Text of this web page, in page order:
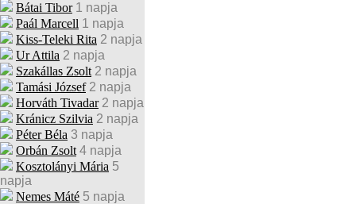
Bátai Tibor 1 napja
Paál Marcell 1 napja
Kiss-Teleki Rita 2 napja
Ur Attila 2 napja
Szakállas Zsolt 2 napja
Tamási József 2 napja
Horváth Tivadar 2 napja
Kránicz Szilvia 2 napja
Péter Béla 3 napja
Orbán Zsolt 4 napja
Kosztolányi Mária 5
napja
Nemes Máté 5 napja